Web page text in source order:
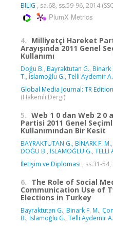
BILIG , sa.68, ss.59-96, 2014
PlumX Metrics
4. Milliyetçi Hareket
Arayışında 2011 Genel
Kullanımı
Doğu B., Bayraktutan G., Binark
T., İslamoğlu G., Telli Aydemir A.
Global Media Journal: TR Edition
(Hakemli Dergi)
5. Web 1 0 dan Web 2 0
Partisi 2011 Genel
Kullanımından Bir Kesit
BAYRAKTUTAN G., BİNARK F. M.,
DOĞU B., İSLAMOĞLU G., TELLİ
İletişim ve Diplomasi , ss.31-
6. The Role of Social
Communication Use of
Elections in Turkey
Bayraktutan G., Binark F. M.,
B., İslamoğlu G., Telli Aydemir A.